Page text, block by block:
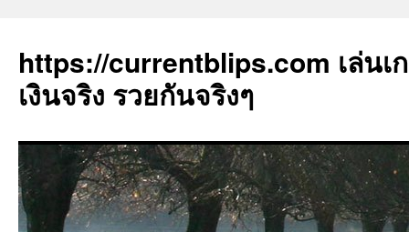
https://currentblips.com เล่น
เงินจริง รวยกันจริงๆ